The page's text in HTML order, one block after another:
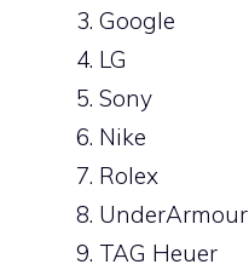
Google
LG
Sony
Nike
Rolex
UnderArmour
TAG Heuer